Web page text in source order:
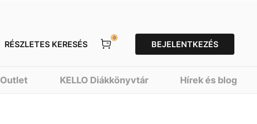
RÉSZLETES KERESÉS
0
BEJELENTKEZÉS
Outlet KELLO Diákkönyvtár Hírek és blog